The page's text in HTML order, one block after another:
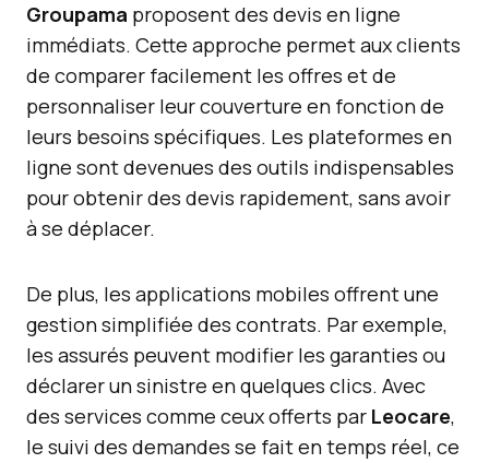
Groupama proposent des devis en ligne
immédiats. Cette approche permet aux clients
de comparer facilement les offres et de
personnaliser leur couverture en fonction de
leurs besoins spécifiques. Les plateformes en
ligne sont devenues des outils indispensables
pour obtenir des devis rapidement, sans avoir
à se déplacer.
De plus, les applications mobiles offrent une
gestion simplifiée des contrats. Par exemple,
les assurés peuvent modifier les garanties ou
déclarer un sinistre en quelques clics. Avec
des services comme ceux offerts par Leocare,
le suivi des demandes se fait en temps réel, ce